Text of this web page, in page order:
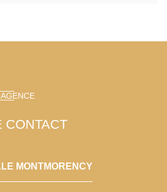
CONTACT
MONTMORENCY